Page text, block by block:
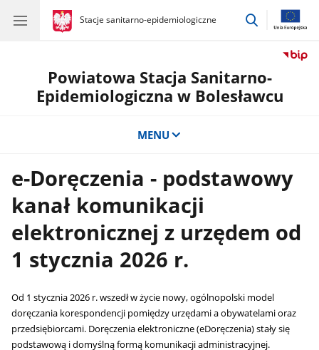
gov.pl
Stacje sanitarno-epidemiologiczne
gov.pl
Stacje
przejdź
Powiatowa Stacja Sanitarno-
Epidemiologiczna w Bolesławcu
MENU
e-Doręczenia - podstawowy
kanał komunikacji
elektronicznej z urzędem od
1 stycznia 2026 r.
Od 1 stycznia 2026 r. wszedł w życie nowy, ogólnopolski model
doręczania korespondencji pomiędzy urzędami a obywatelami oraz
przedsiębiorcami. Doręczenia elektroniczne (eDoręczenia) stały się
podstawową i domyślną formą komunikacji administracyjnej.